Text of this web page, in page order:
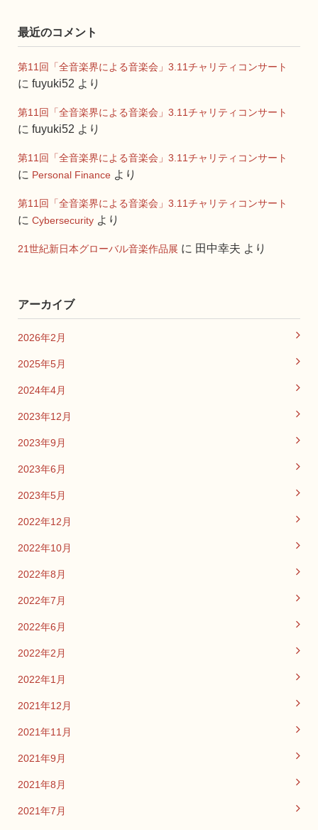
最近のコメント
第11回「全音楽界による音楽会」3.11チャリティコンサート
に fuyuki52 より
第11回「全音楽界による音楽会」3.11チャリティコンサート
に fuyuki52 より
第11回「全音楽界による音楽会」3.11チャリティコンサート
に Personal Finance より
第11回「全音楽界による音楽会」3.11チャリティコンサート
に Cybersecurity より
21世紀新日本グローバル音楽作品展 に 田中幸夫 より
アーカイブ
2026年2月
2025年5月
2024年4月
2023年12月
2023年9月
2023年6月
2023年5月
2022年12月
2022年10月
2022年8月
2022年7月
2022年6月
2022年2月
2022年1月
2021年12月
2021年11月
2021年9月
2021年8月
2021年7月